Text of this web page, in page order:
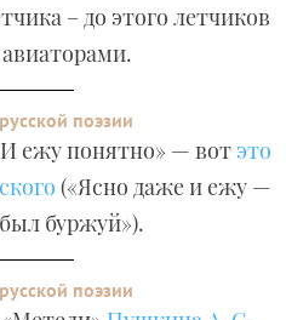
– до этого летчиков
поэзии
ежу понятно» — вот это
(«Ясно даже и ежу —
буржуй»).
поэзии